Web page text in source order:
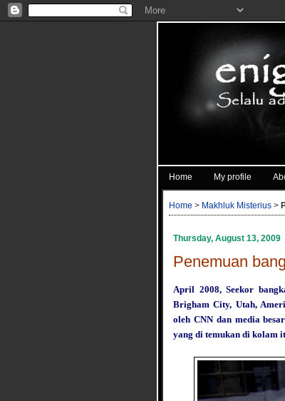
Home My profile
Home > Makhluk Misterius >
Thursday, August 13, 2009
Penemuan
April 2008, Seekor
Brigham City, Utah,
oleh CNN dan media
yang di temukan di kolam